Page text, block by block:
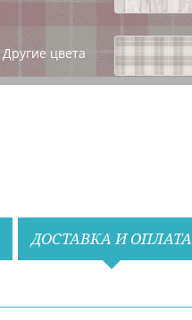
Назад
Вперед
Другие цвета
Назад
ДОСТАВКА И ОПЛАТА